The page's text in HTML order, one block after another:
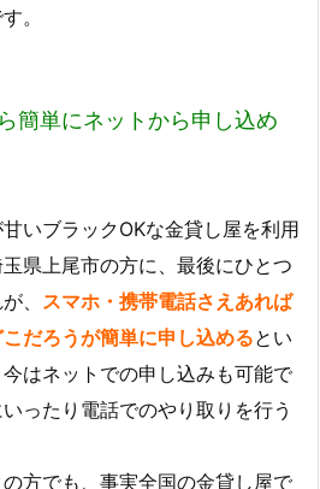
。
簡単にネットから申し込め
いブラックOKな金貸し屋を利用
県上尾市の方に、最後にひとつ
、 スマホ・携帯電話さえあれば
だろうが簡単に申し込めるとい
はネットでの申し込みも可能で
ったり電話でのやり取りを行う
方でも、事実全国の金貸し屋で